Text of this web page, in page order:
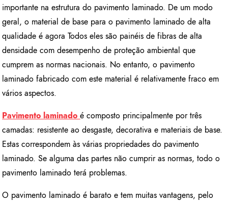
importante na estrutura do pavimento laminado. De um modo
geral, o material de base para o pavimento laminado de alta
qualidade é agora Todos eles são painéis de fibras de alta
densidade com desempenho de proteção ambiental que
cumprem as normas nacionais. No entanto, o pavimento
laminado fabricado com este material é relativamente fraco em
vários aspectos.
Pavimento laminadoé composto principalmente por três
camadas: resistente ao desgaste, decorativa e materiais de base.
Estas correspondem às várias propriedades do pavimento
laminado. Se alguma das partes não cumprir as normas, todo o
pavimento laminado terá problemas.
O pavimento laminado é barato e tem muitas vantagens, pelo